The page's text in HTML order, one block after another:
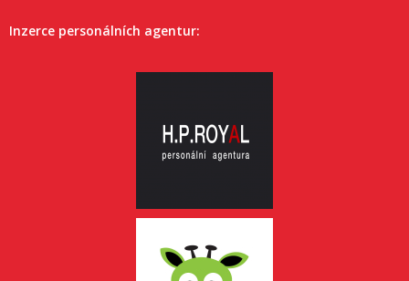
Inzerce personálních agentur: